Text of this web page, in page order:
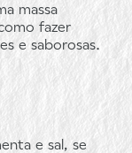
massa
fazer
e saborosas.
e sal, se